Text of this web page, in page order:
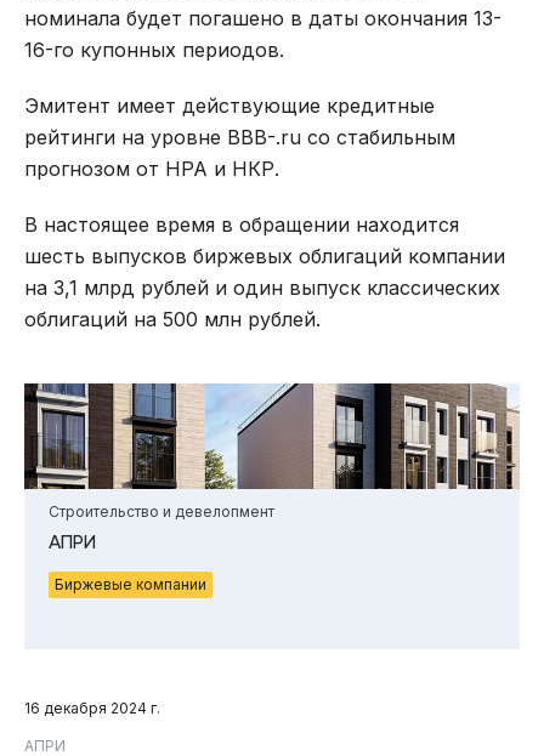
номинала будет погашено в даты окончания 13-
16-го купонных периодов.
Эмитент имеет действующие кредитные
рейтинги на уровне BBB-.ru со стабильным
прогнозом от НРА и НКР.
В настоящее время в обращении находится
шесть выпусков биржевых облигаций компании
на 3,1 млрд рублей и один выпуск классических
облигаций на 500 млн рублей.
Строительство и девелопмент
АПРИ
Биржевые компании
16 декабря 2024 г.
АПРИ